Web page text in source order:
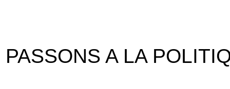
PASSONS A LA